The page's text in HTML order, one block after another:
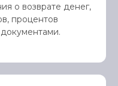
о возврате денег,
процентов